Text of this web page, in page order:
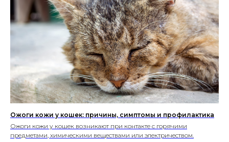
Ожоги кожи у кошек: причины, симптомы и профилактика
Ожоги кожи у кошек возникают при контакте с горячими
предметами, химическими веществами или электричеством.